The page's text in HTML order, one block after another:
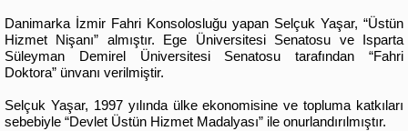
Danimarka İzmir Fahri Konsolosluğu yapan Selçuk Yaşar, “Üstün
Hizmet Nişanı” almıştır. Ege Üniversitesi Senatosu ve Isparta
Süleyman Demirel Üniversitesi Senatosu tarafından “Fahri
Doktora” ünvanı verilmiştir.
Selçuk Yaşar, 1997 yılında ülke ekonomisine ve topluma katkıları
sebebiyle “Devlet Üstün Hizmet Madalyası” ile onurlandırılmıştır.